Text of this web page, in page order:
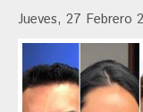
Jueves, 27 Febrero